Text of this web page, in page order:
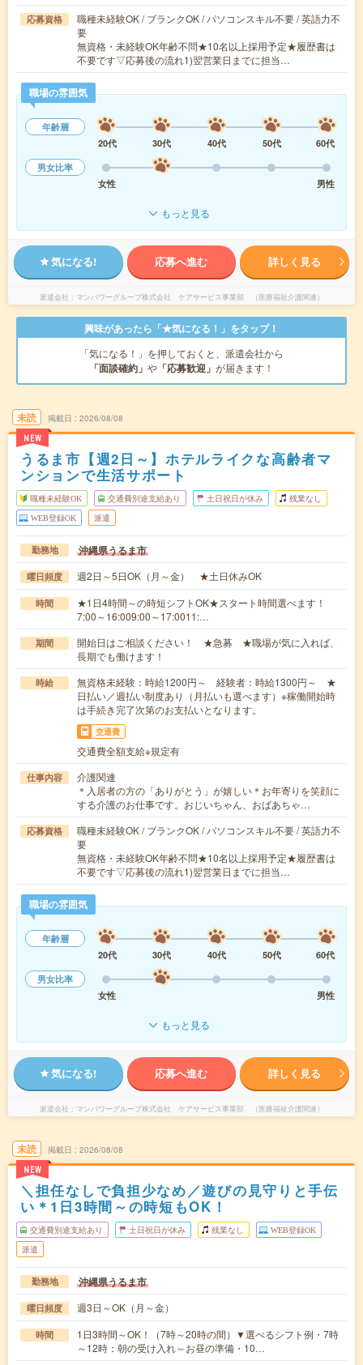
応募資格
職種未経験OK / ブランクOK / パソコンスキル不要 / 英語力不
要
無資格・未経験OK年齢不問★10名以上採用予定★履歴書は
不要です▽応募後の流れ1)翌営業日までに担当…
職場の雰囲気
年齢層
20代
30代 40代 50代
60代
男女比率
女性
男性
もっと見る
気になる! 応募へ進む 詳しく見る
派遣会社 マンパワーグループ株式会社 ケアサービス事業部 （医療福祉介護関連）
興味があったら「★気になる！」をタップ！
「気になる！」を押しておくと、派遣会社から
「面談確約」 や 「応募歓迎」 が届きます！
未読
NEW
掲載日 2026/08/08
うるま市【週2日～】ホテルライクな高齢者マ
ンションで生活サポート
職種未経験OK 交通費別途支給あり 土日祝日が休み 残業なし
WEB登録OK 派遣
勤務地 沖縄県うるま市
曜日頻度 週2日～5日OK（月～金） ★土日休みOK
時間
★1日4時間～の時短シフトOK★スタート時間選べます！
7:00～16:009:00～17:0011:…
期間
開始日はご相談ください！ ★急募 ★職場が気に入れば、
長期でも働けます！
時給
無資格未経験：時給1200円～ 経験者：時給1300円～ ★
日払い／週払い制度あり（月払いも選べます）※稼働開始時
は手続き完了次第のお支払いとなります。
交通費
交通費全額支給※規定有
仕事内容
介護関連
＊入居者の方の「ありがとう」が嬉しい＊お年寄りを笑顔に
する介護のお仕事です。おじいちゃん、おばあちゃ…
応募資格
職種未経験OK / ブランクOK / パソコンスキル不要 / 英語力不
要
無資格・未経験OK年齢不問★10名以上採用予定★履歴書は
不要です▽応募後の流れ1)翌営業日までに担当…
職場の雰囲気
年齢層
20代
30代 40代 50代
60代
男女比率
女性
男性
もっと見る
気になる! 応募へ進む 詳しく見る
派遣会社 マンパワーグループ株式会社 ケアサービス事業部 （医療福祉介護関連）
未読
NEW
掲載日 2026/08/08
＼担任なしで負担少なめ／遊びの見守りと手伝
い＊1日3時間～の時短もOK！
交通費別途支給あり 土日祝日が休み 残業なし WEB登録OK
派遣
勤務地 沖縄県うるま市
曜日頻度 週3日～OK（月～金）
時間
1日3時間～OK！（7時～20時の間）▼選べるシフト例・7時
～12時：朝の受け入れ～お昼の準備・10…